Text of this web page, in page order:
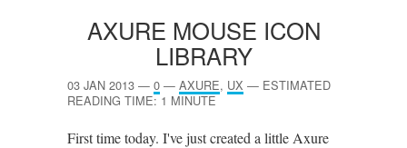
AXURE MOUSE ICON
LIBRARY
03 JAN 2013 — 0 — AXURE, UX — ESTIMATED
READING TIME: 1 MINUTE
First time today. I've just created a little Axure